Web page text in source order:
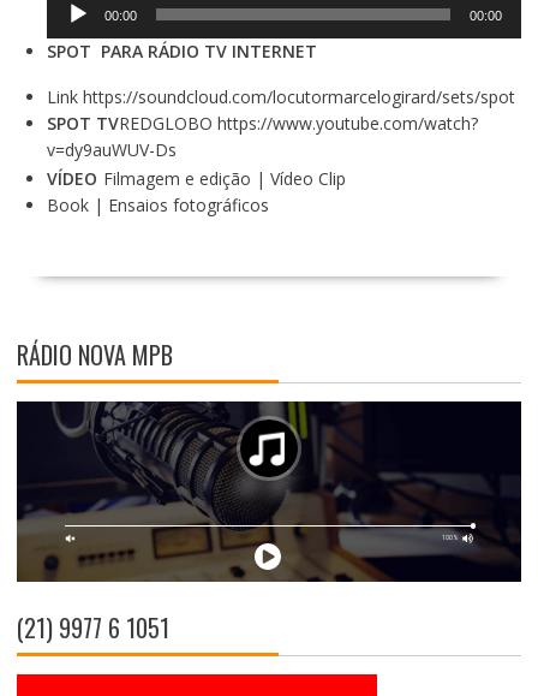
áudio
áudio
00:00 00:00
SPOT PARA RÁDIO TV INTERNET
Link https://soundcloud.com/locutormarcelogirard/sets/spot
SPOT TVREDGLOBO https://www.youtube.com/watch?
v=dy9auWUV-Ds
VÍDEO Filmagem e edição | Vídeo Clip
Book | Ensaios fotográficos
RÁDIO NOVA MPB
(21) 9977 6 1051